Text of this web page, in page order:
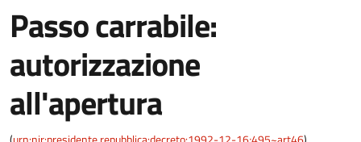
Passo carrabile:
autorizzazione
all'apertura